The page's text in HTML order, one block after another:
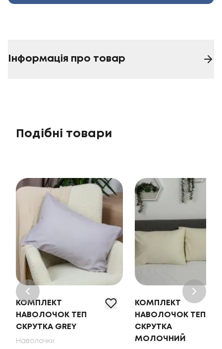
Інформація про товар
Подібні товари
КОМПЛЕКТ
НАВОЛОЧОК ТЕП
СКРУТКА GREY
Наволочки
КОМПЛЕКТ
НАВОЛОЧОК ТЕП
СКРУТКА
МОЛОЧНИЙ